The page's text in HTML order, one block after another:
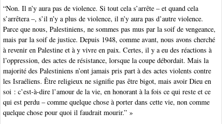
“Non. Il n’y aura pas de violence. Si tout cela s’arrête – et quand cela
s’arrêtera –, s’il n’y a plus de violence, il n’y aura pas d’autre violence.
Parce que nous, Palestiniens, ne sommes pas mus par la soif de vengeance,
mais par la soif de justice. Depuis 1948, comme avant, nous avons cherché
à revenir en Palestine et à y vivre en paix. Certes, il y a eu des réactions à
l’oppression, des actes de résistance, lorsque la coupe débordait. Mais la
majorité des Palestiniens n’ont jamais pris part à des actes violents contre
les Israéliens. Être religieux ne signifie pas être bigot, mais avoir Dieu en
soi : c’est-à-dire l’amour de la vie, en honorant à la fois ce qui reste et ce
qui est perdu – comme quelque chose à porter dans cette vie, non comme
quelque chose pour quoi il faudrait mourir.” »